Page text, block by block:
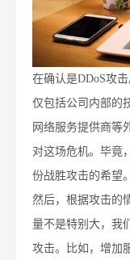
在确认是DDoS攻
仅包括公司内部的
网络服务提供商等
对这场危机。毕竟
份战胜攻击的希望。
然后，根据攻击的
量不是特别大，我
攻击。比如，增加